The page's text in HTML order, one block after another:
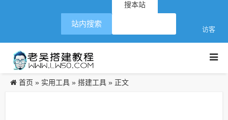
搜本站
访客
站内搜索
首页 » 实用工具 » 搭建工具 » 正文